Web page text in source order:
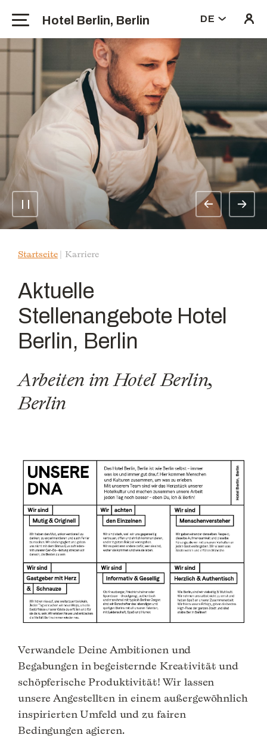
Hotel Berlin, Berlin DE
Startseite Karriere
Aktuelle
Stellenangebote Hotel
Berlin, Berlin
Arbeiten im Hotel Berlin,
Berlin
Verwandele Deine Ambitionen und
Begabungen in begeisternde Kreativität und
schöpferische Produktivität! Wir lassen
unsere Angestellten in einem außergewöhnlich
inspirierten Umfeld und zu fairen
Bedingungen agieren.